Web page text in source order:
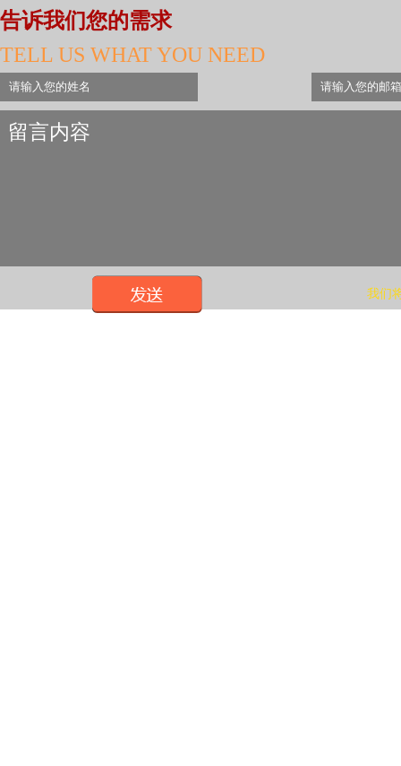
告诉我们您的需求
TELL US WHAT YOU NEED
我们